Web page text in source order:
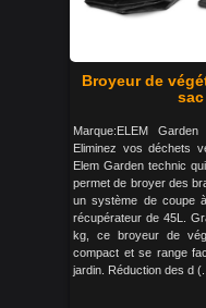
Broyeur de
Marque:ELEM
Eliminez vos déchets
Elem Garden technic
permet de broyer des
un système de coupe
récupérateur de 45L.
kg, ce broyeur de
compact et se range
jardin. Réduction des d